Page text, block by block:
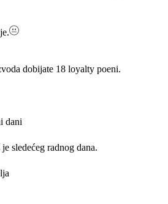
dobijate 18 loyalty poeni.
dani
sledećeg radnog dana.